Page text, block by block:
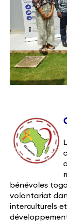
bénévoles
volontariat
interculturels